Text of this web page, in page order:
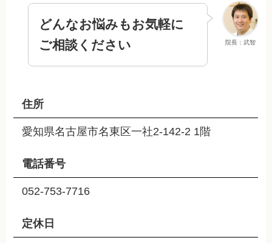
院長：武智
どんなお悩みもお気軽に
ご相談ください
住所
愛知県名古屋市名東区一社2-142-2 1階
電話番号
052-753-7716
定休日